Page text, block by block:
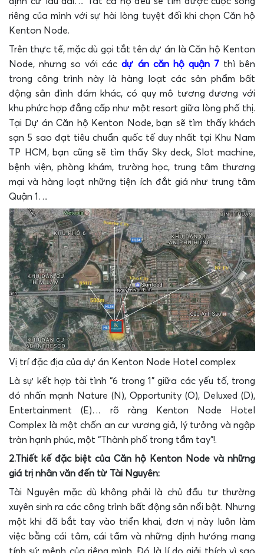
riêng của mình với sự hài lòng tuyệt đối khi chọn Căn hộ
Kenton Node.
Trên thực tế, mặc dù gọi tắt tên dự án là Căn hộ Kenton
Node, nhưng so với cácdự án căn hộ quận 7 thì bên
trong công trình này là hàng loạt các sản phẩm bất
động sản đình đám khác, có quy mô tương đương với
khu phức hợp đẳng cấp như một resort giữa lòng phố thị.
Tại Dự án Căn hộ Kenton Node, bạn sẽ tìm thấy khách
sạn 5 sao đạt tiêu chuẩn quốc tế duy nhất tại Khu Nam
TP HCM, bạn cũng sẽ tìm thấy Sky deck, Slot machine,
bệnh viện, phòng khám, trường học, trung tâm thương
mại và hàng loạt những tiện ích đắt giá như trung tâm
Quận 1…
Vị trí đặc địa của dự án Kenton Node Hotel complex
Là sự kết hợp tài tình “6 trong 1” giữa các yếu tố, trong
đó nhấn mạnh Nature (N), Opportunity (O), Deluxed (D),
Entertainment (E)… rõ ràng Kenton Node Hotel
Complex là một chốn an cư vương giả, lý tưởng và ngập
tràn hạnh phúc, một “Thành phố trong tầm tay”!.
2.Thiết kế đặc biệt của Căn hộ Kenton Node và những
giá trị nhân văn đến từ Tài Nguyên:
Tài Nguyên mặc dù không phải là chủ đầu tư thường
xuyên sinh ra các công trình bất động sản nổi bật. Nhưng
một khi đã bắt tay vào triển khai, đơn vị này luôn làm
việc bằng cái tâm, cái tầm và những định hướng mang
tính sứ mệnh của riêng mình. Đó là lí do giải thích vì sao